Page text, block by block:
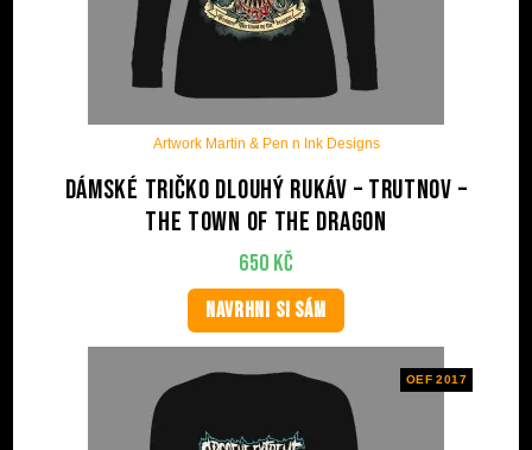
Artwork Martin & Pen n Ink Designs
Dámské tričko dlouhý rukáv – Trutnov –
The Town Of The Dragon
650 Kč
NAVRHNI SI SÁM
OEF 2017